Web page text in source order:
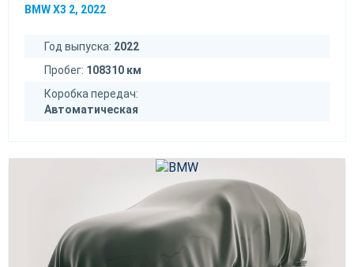
BMW X3 2, 2022
Год выпуска: 2022
Пробег: 108310 км
Коробка передач:
Автоматическая